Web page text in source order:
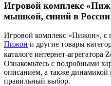
Игровой комплекс
мышкой, синий в России
Игровой комплекс «Пижон»,
Пижон и другие товары
каталоге интернет-агрегатора
Ознакомьтесь с подробными
описанием, а также динамикой
правильный выбор.